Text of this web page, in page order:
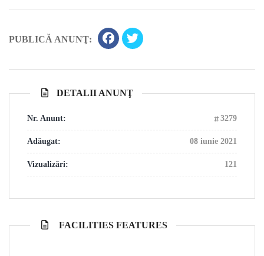
PUBLICĂ ANUNŢ:
DETALII ANUNŢ
Nr. Anunt: 3279
Adăugat: 08 iunie 2021
Vizualizări: 121
FACILITIES FEATURES